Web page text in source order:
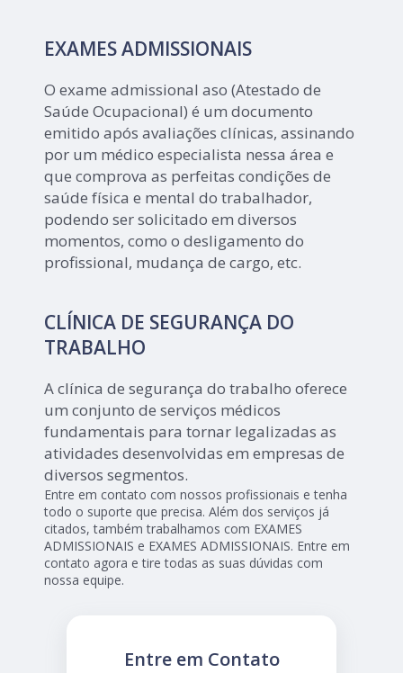
EXAMES ADMISSIONAIS
O exame admissional aso (Atestado de
Saúde Ocupacional) é um documento
emitido após avaliações clínicas, assinando
por um médico especialista nessa área e
que comprova as perfeitas condições de
saúde física e mental do trabalhador,
podendo ser solicitado em diversos
momentos, como o desligamento do
profissional, mudança de cargo, etc.
CLÍNICA DE SEGURANÇA DO
TRABALHO
A clínica de segurança do trabalho oferece
um conjunto de serviços médicos
fundamentais para tornar legalizadas as
atividades desenvolvidas em empresas de
diversos segmentos.
Entre em contato com nossos profissionais e tenha
todo o suporte que precisa. Além dos serviços já
citados, também trabalhamos com EXAMES
ADMISSIONAIS e EXAMES ADMISSIONAIS. Entre em
contato agora e tire todas as suas dúvidas com
nossa equipe.
Entre em Contato